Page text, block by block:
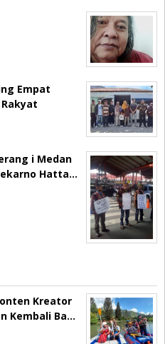
Empat
i Medan
Hatta…
Kreator
Kembali Ba…